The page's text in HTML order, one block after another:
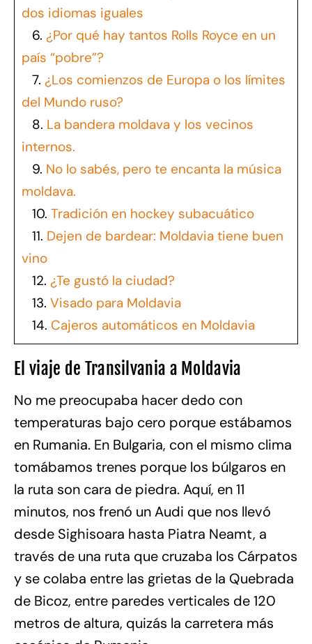
dos idiomas iguales
6. ¿Por qué hay tantos Rolls Royce en un
país “pobre”?
7. ¿Los comienzos de Europa o los límites
del Mundo ruso?
8. La bandera moldava y los vecinos
internos.
9. No lo sabés, pero te encanta la música
moldava.
10. Tradición en hockey subacuático
11. Dejen de bardear: Moldavia tiene buen
vino
12. ¿Te gustó la ciudad?
13. Visado para Moldavia
14. Cajeros automáticos en Moldavia
El viaje de Transilvania a Moldavia
No me preocupaba hacer dedo con
temperaturas bajo cero porque estábamos
en Rumania. En Bulgaria, con el mismo clima
tomábamos trenes porque los búlgaros en
la ruta son cara de piedra. Aquí, en 11
minutos, nos frenó un Audi que nos llevó
desde Sighisoara hasta Piatra Neamt, a
través de una ruta que cruzaba los Cárpatos
y se colaba entre las grietas de la Quebrada
de Bicoz, entre paredes verticales de 120
metros de altura, quizás la carretera más